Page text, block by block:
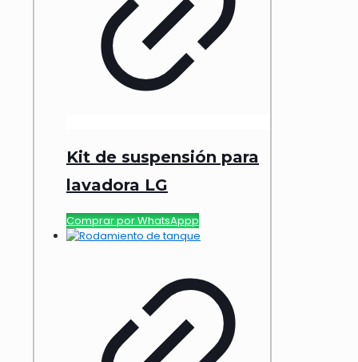
Kit de suspensión para
lavadora LG
Comprar por WhatsAppp